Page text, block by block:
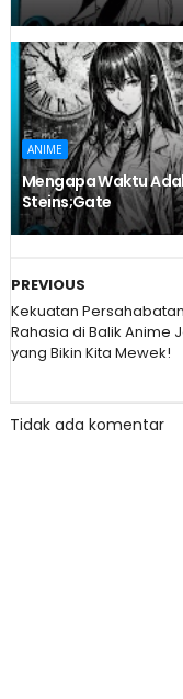
ANIME
Mengapa Waktu
Steins;Gate
PREVIOUS
Kekuatan
Rahasia di Balik Anime
yang Bikin Kita Mewek!
Tidak ada komentar